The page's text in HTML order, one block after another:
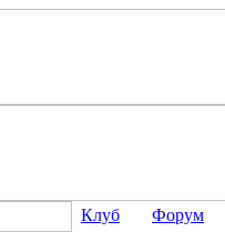
Клуб Форум